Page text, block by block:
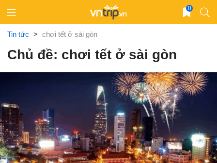
content
0
Tin tức > chơi tết ở sài gòn
Chủ đề: chơi tết ở sài gòn